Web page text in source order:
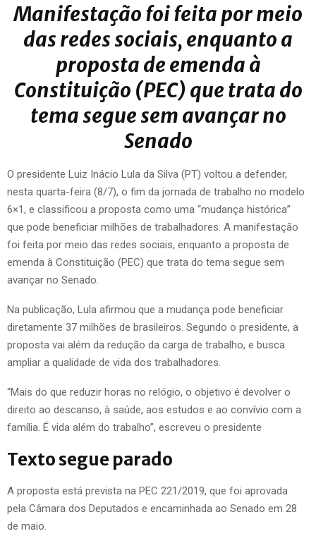
Manifestação foi feita por meio
das redes sociais, enquanto a
proposta de emenda à
Constituição (PEC) que trata do
tema segue sem avançar no
Senado
O presidente Luiz Inácio Lula da Silva (PT) voltou a defender,
nesta quarta-feira (8/7), o fim da jornada de trabalho no modelo
6×1, e classificou a proposta como uma “mudança histórica”
que pode beneficiar milhões de trabalhadores. A manifestação
foi feita por meio das redes sociais, enquanto a proposta de
emenda à Constituição (PEC) que trata do tema segue sem
avançar no Senado.
Na publicação, Lula afirmou que a mudança pode beneficiar
diretamente 37 milhões de brasileiros. Segundo o presidente, a
proposta vai além da redução da carga de trabalho, e busca
ampliar a qualidade de vida dos trabalhadores.
“Mais do que reduzir horas no relógio, o objetivo é devolver o
direito ao descanso, à saúde, aos estudos e ao convívio com a
família. É vida além do trabalho”, escreveu o presidente
Texto segue parado
A proposta está prevista na PEC 221/2019, que foi aprovada
pela Câmara dos Deputados e encaminhada ao Senado em 28
de maio.